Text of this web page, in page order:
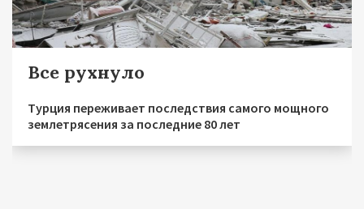
Все рухнуло
Турция переживает последствия самого мощного
землетрясения за последние 80 лет